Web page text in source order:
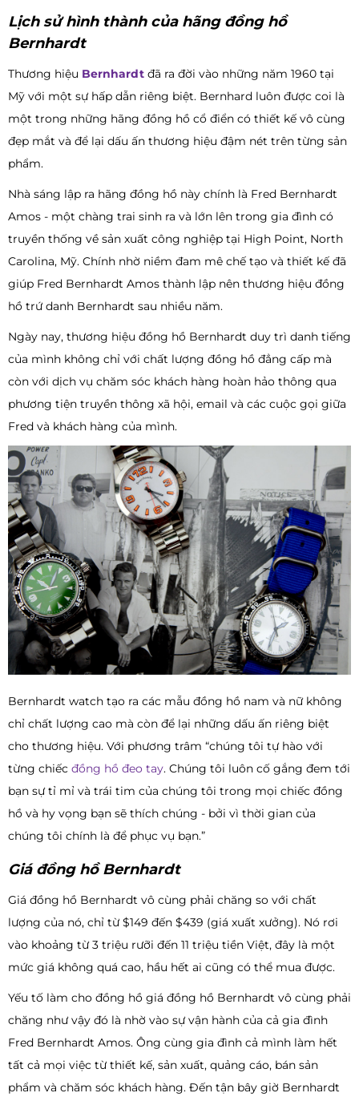
Lịch sử hình thành của hãng đồng hồ
Bernhardt
Thương hiệu Bernhardt đã ra đời vào những năm 1960 tại
Mỹ với một sự hấp dẫn riêng biệt. Bernhard luôn được coi là
một trong những hãng đồng hồ cổ điển có thiết kế vô cùng
đẹp mắt và để lại dấu ấn thương hiệu đậm nét trên từng sản
phẩm.
Nhà sáng lập ra hãng đồng hồ này chính là Fred Bernhardt
Amos - một chàng trai sinh ra và lớn lên trong gia đình có
truyền thống về sản xuất công nghiệp tại High Point, North
Carolina, Mỹ. Chính nhờ niềm đam mê chế tạo và thiết kế đã
giúp Fred Bernhardt Amos thành lập nên thương hiệu đồng
hồ trứ danh Bernhardt sau nhiều năm.
Ngày nay, thương hiệu đồng hồ Bernhardt duy trì danh tiếng
của mình không chỉ với chất lượng đồng hồ đẳng cấp mà
còn với dịch vụ chăm sóc khách hàng hoàn hảo thông qua
phương tiện truyền thông xã hội, email và các cuộc gọi giữa
Fred và khách hàng của mình.
Bernhardt watch tạo ra các mẫu đồng hồ nam và nữ không
chỉ chất lượng cao mà còn để lại những dấu ấn riêng biệt
cho thương hiệu. Với phương trâm “chúng tôi tự hào với
từng chiếc đồng hồ đeo tay. Chúng tôi luôn cố gắng đem tới
bạn sự tỉ mỉ và trái tim của chúng tôi trong mọi chiếc đồng
hồ và hy vọng bạn sẽ thích chúng - bởi vì thời gian của
chúng tôi chính là để phục vụ bạn.”
Giá đồng hồ Bernhardt
Giá đồng hồ Bernhardt vô cùng phải chăng so với chất
lượng của nó, chỉ từ $149 đến $439 (giá xuất xưởng). Nó rơi
vào khoảng từ 3 triệu rưỡi đến 11 triệu tiền Việt, đây là một
mức giá không quá cao, hầu hết ai cũng có thể mua được.
Yếu tố làm cho đồng hồ giá đồng hồ Bernhardt vô cùng phải
chăng như vậy đó là nhờ vào sự vận hành của cả gia đình
Fred Bernhardt Amos. Ông cùng gia đình cả mình làm hết
tất cả mọi việc từ thiết kế, sản xuất, quảng cáo, bán sản
phẩm và chăm sóc khách hàng. Đến tận bây giờ Bernhardt